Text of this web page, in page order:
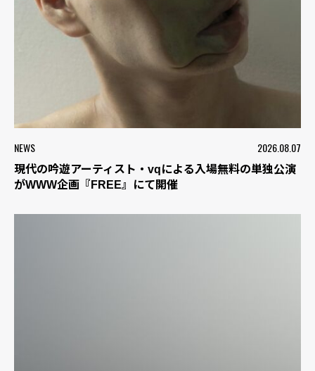
NEWS 2026.08.07
現代の吟遊アーティスト・vqによる入場無料の単独公演
がWWW企画『FREE』にて開催